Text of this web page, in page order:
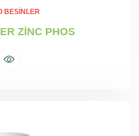
BESINLER
ZİNC PHOS